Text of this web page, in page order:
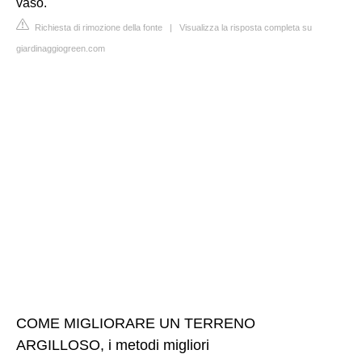
vaso.
Richiesta di rimozione della fonte | Visualizza la risposta completa su
giardinaggiogreen.com
COME MIGLIORARE UN TERRENO
ARGILLOSO, i metodi migliori